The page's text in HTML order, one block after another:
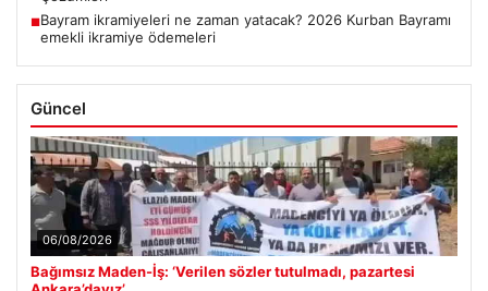
■Bayram ikramiyeleri ne zaman yatacak? 2026 Kurban Bayramı
emekli ikramiye ödemeleri
Güncel
06/08/2026
Bağımsız Maden-İş: ‘Verilen sözler tutulmadı, pazartesi